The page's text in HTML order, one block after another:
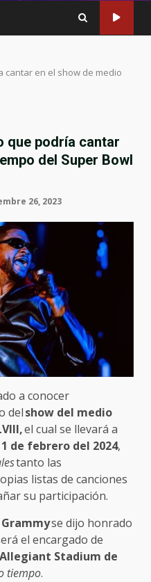
cantar en el show de medio
que podría cantar
del Super Bowl
26, 2023
a conocer
delshow del medio
el cual se llevará a
de febrero del 2024,
tanto las
listas de canciones
su participación.
se dijo honrado
el encargado de
Allegiant Stadium de
tiempo.